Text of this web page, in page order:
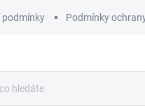
podmínky Podmínky